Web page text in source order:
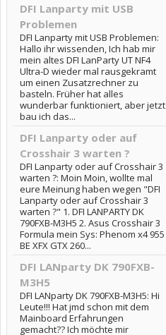
DFI Lanparty mit USB
Problemen
DFI Lanparty mit USB Problemen:
Hallo ihr wissenden, Ich hab mir
mein altes DFI LanParty UT NF4
Ultra-D wieder mal rausgekramt
um einen Zusatzrechner zu
basteln. Früher hat alles
wunderbar funktioniert, aber jetzt
bau ich das...
DFI Lanparty oder auf
Crosshair 3 warten ?
DFI Lanparty oder auf Crosshair 3
warten ?: Moin Moin, wollte mal
eure Meinung haben wegen "DFI
Lanparty oder auf Crosshair 3
warten ?" 1. DFI LANPARTY DK
790FXB-M3H5 2. Asus Crosshair 3
Formula mein Sys: Phenom x4 955
BE XFX GTX 260...
DFI LANparty DK 790FXB-
M3H5
DFI LANparty DK 790FXB-M3H5: Hi
Leute!!! Hat jmd schon mit dem
Mainboard Erfahrungen
gemacht?? Ich möchte mir